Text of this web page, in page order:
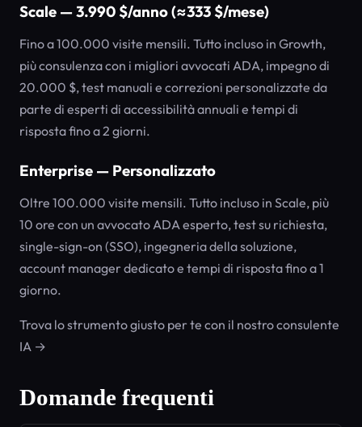
Scale — 3.990 $/anno (≈333 $/mese)
Fino a 100.000 visite mensili. Tutto incluso in Growth,
più consulenza con i migliori avvocati ADA, impegno di
20.000 $, test manuali e correzioni personalizzate da
parte di esperti di accessibilità annuali e tempi di
risposta fino a 2 giorni.
Enterprise — Personalizzato
Oltre 100.000 visite mensili. Tutto incluso in Scale, più
10 ore con un avvocato ADA esperto, test su richiesta,
single-sign-on (SSO), ingegneria della soluzione,
account manager dedicato e tempi di risposta fino a 1
giorno.
Trova lo strumento giusto per te con il nostro consulente
IA →
Domande frequenti